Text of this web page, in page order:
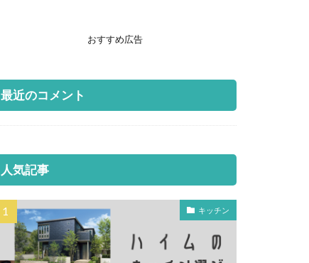
おすすめ広告
最近のコメント
人気記事
キッチン